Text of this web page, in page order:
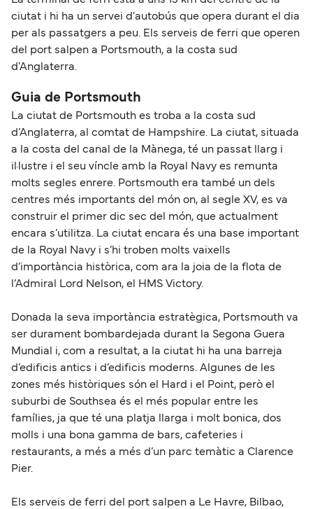
ciutat i hi ha un servei d'autobús que opera durant el dia
per als passatgers a peu. Els serveis de ferri que operen
del port salpen a Portsmouth, a la costa sud
d'Anglaterra.
Guia de Portsmouth
La ciutat de Portsmouth es troba a la costa sud
d’Anglaterra, al comtat de Hampshire. La ciutat, situada
a la costa del canal de la Mànega, té un passat llarg i
il·lustre i el seu víncle amb la Royal Navy es remunta
molts segles enrere. Portsmouth era també un dels
centres més importants del món on, al segle XV, es va
construir el primer dic sec del món, que actualment
encara s’utilitza. La ciutat encara és una base important
de la Royal Navy i s’hi troben molts vaixells
d’importància històrica, com ara la joia de la flota de
l’Admiral Lord Nelson, el HMS Victory.
Donada la seva importància estratègica, Portsmouth va
ser durament bombardejada durant la Segona Guera
Mundial i, com a resultat, a la ciutat hi ha una barreja
d’edificis antics i d’edificis moderns. Algunes de les
zones més històriques són el Hard i el Point, però el
suburbi de Southsea és el més popular entre les
famílies, ja que té una platja llarga i molt bonica, dos
molls i una bona gamma de bars, cafeteries i
restaurants, a més a més d’un parc temàtic a Clarence
Pier.
Els serveis de ferri del port salpen a Le Havre, Bilbao,